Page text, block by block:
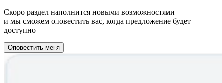
Скоро раздел наполнится новыми возможностями
и мы сможем оповестить вас, когда предложение будет
доступно
Оповестить меня